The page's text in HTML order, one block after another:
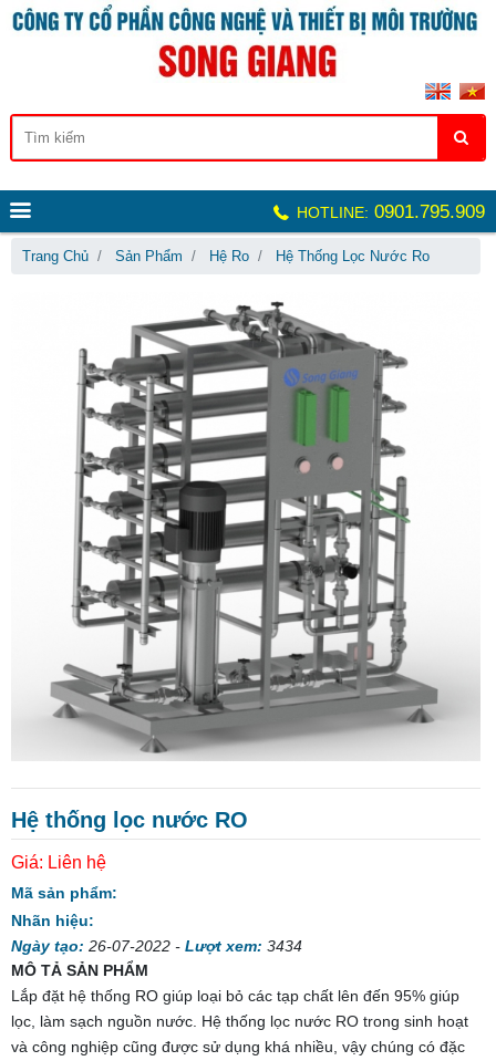
HOTLINE: 0901.795.909
Trang Chủ Sản Phẩm Hệ Ro Hệ Thống Lọc Nước Ro
Hệ thống lọc nước RO
Giá: Liên hệ
Mã sản phẩm:
Nhãn hiệu:
Ngày tạo: 26-07-2022 - Lượt xem: 3434
MÔ TẢ SẢN PHẨM
Lắp đặt hệ thống RO giúp loại bỏ các tạp chất lên đến 95% giúp
lọc, làm sạch nguồn nước. Hệ thống lọc nước RO trong sinh hoạt
và công nghiệp cũng được sử dụng khá nhiều, vậy chúng có đặc